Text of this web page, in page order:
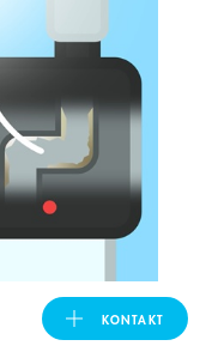
KONTAKT